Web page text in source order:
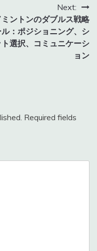
Next:
ントンのダブルス戦略
ル：ポジショニング、シ
ト選択、コミュニケーシ
ョン
Required fields